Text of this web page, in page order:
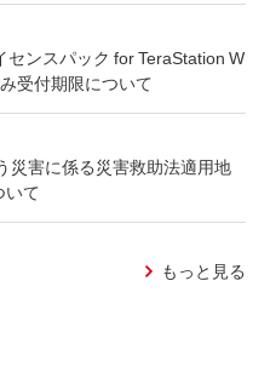
センスパック for TeraStation W
受付期限について
災害に係る災害救助法適用地
いて
もっと見る